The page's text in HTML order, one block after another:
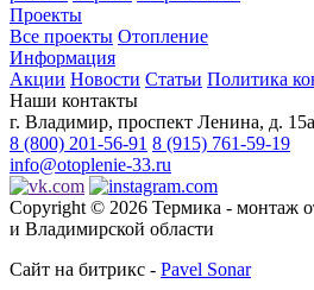
Проекты
Все проекты Отопление
Информация
Акции Новости Статьи Политика
Наши контакты
г. Владимир, проспект Ленина, д.
8 (800) 201-56-91 8 (915) 761-59-19
info@otoplenie-33.ru
Copyright © 2026 Термика - монтаж
и Владимирской области
Сайт на битрикс - Pavel Sonar